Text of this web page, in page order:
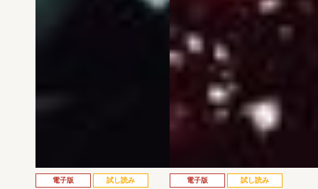
電子版 試し読み 電子版 試し読み